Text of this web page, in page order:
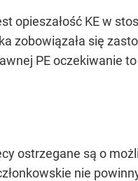
opieszałość KE w
zobowiązała się
PE oczekiwanie
ostrzegane są o
nie